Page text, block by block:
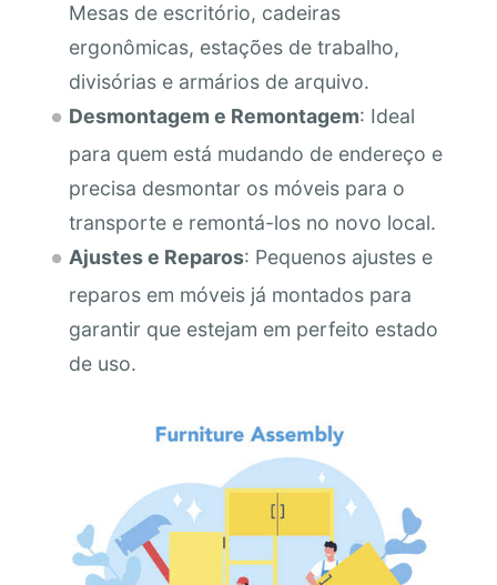
Mesas de escritório, cadeiras
ergonômicas, estações de trabalho,
divisórias e armários de arquivo.
Desmontagem e Remontagem: Ideal
para quem está mudando de endereço e
precisa desmontar os móveis para o
transporte e remontá-los no novo local.
Ajustes e Reparos: Pequenos ajustes e
reparos em móveis já montados para
garantir que estejam em perfeito estado
de uso.